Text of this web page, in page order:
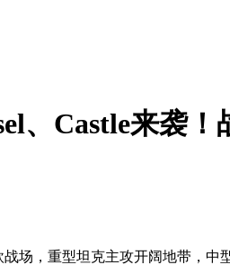
、Castle来袭
战场，重型坦克主攻开阔地带，